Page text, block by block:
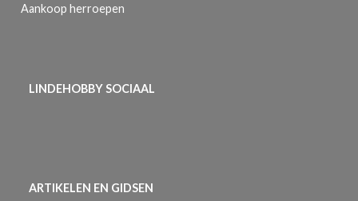
Aankoop herroepen
LINDEHOBBY SOCIAAL
ARTIKELEN EN GIDSEN